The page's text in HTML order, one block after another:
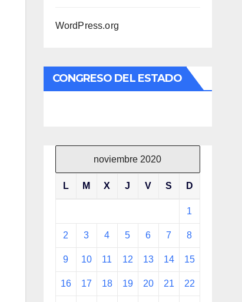
WordPress.org
CONGRESO DEL ESTADO
noviembre 2020
L M X J V S D
1
2 3 4 5 6 7 8
9 10 11 12 13 14 15
16 17 18 19 20 21 22